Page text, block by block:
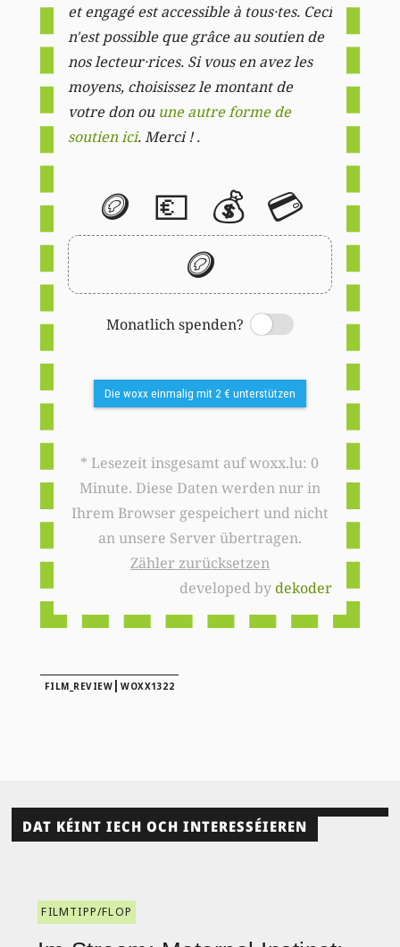
et engagé est accessible à tous·tes. Ceci
n'est possible que grâce au soutien de
nos lecteur·rices. Si vous en avez les
moyens, choisissez le montant de
votre don ou une autre forme de
soutien ici. Merci ! .
🪙 💶 💰 💳
🪙
Monatlich spenden?
Switch
Die woxx einmalig mit 2 € unterstützen
* Lesezeit insgesamt auf woxx.lu: 0
Minute. Diese Daten werden nur in
Ihrem Browser gespeichert und nicht
an unsere Server übertragen.
Zähler zurücksetzen
developed bydekoder
FILM_REVIEW |WOXX1322
DAT KÉINT IECH OCH INTERESSÉIEREN
FILMTIPP/FLOP